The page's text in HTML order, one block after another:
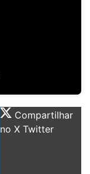
Compartilhar
no X Twitter